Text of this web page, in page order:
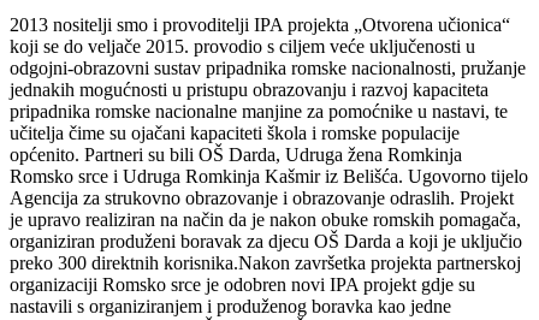
2013 nositelji smo i provoditelji IPA projekta „Otvorena učionica“
koji se do veljače 2015. provodio s ciljem veće uključenosti u
odgojni-obrazovni sustav pripadnika romske nacionalnosti, pružanje
jednakih mogućnosti u pristupu obrazovanju i razvoj kapaciteta
pripadnika romske nacionalne manjine za pomoćnike u nastavi, te
učitelja čime su ojačani kapaciteti škola i romske populacije
općenito. Partneri su bili OŠ Darda, Udruga žena Romkinja
Romsko srce i Udruga Romkinja Kašmir iz Belišća. Ugovorno tijelo
Agencija za strukovno obrazovanje i obrazovanje odraslih. Projekt
je upravo realiziran na način da je nakon obuke romskih pomagača,
organiziran produženi boravak za djecu OŠ Darda a koji je uključio
preko 300 direktnih korisnika.Nakon završetka projekta partnerskoj
organizaciji Romsko srce je odobren novi IPA projekt gdje su
nastavili s organiziranjem i produženog boravka kao jedne